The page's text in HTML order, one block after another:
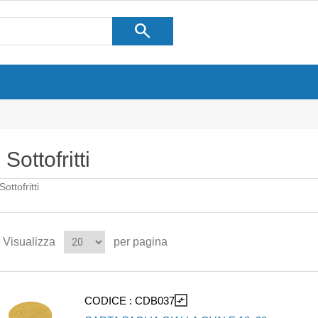
search
Sottofritti
Sottofritti
Visualizza per pagina
CODICE : CDB037 compare_arrows